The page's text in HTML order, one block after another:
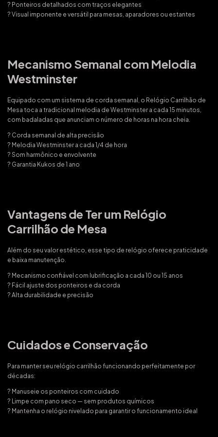
? Ponteiros detalhados com traços elegantes
? Visual imponente e versátil para mesas, aparadores ou estantes
Mecanismo Semanal com Melodia
Westminster
Equipado com um sistema de corda semanal, o Relógio Carrilhão de
Mesa toca a tradicional melodia de Westminster a cada 15 minutos,
com badaladas que anunciam o número de horas na hora cheia.
? Corda semanal de alta precisão
? Melodia Westminster a cada 1/4 de hora
? Som harmônico e envolvente
? Garantia Kukos de 1 ano
Vantagens de Ter um Relógio
Carrilhão de Mesa
Além do seu valor estético, esse tipo de relógio oferece praticidade
e baixa manutenção.
? Mecanismo confiável com lubrificação a cada 10 ou 15 anos
? Fácil ajuste dos ponteiros e da corda
? Alta durabilidade e precisão
Cuidados e Conservação
Para manter seu relógio carrilhão funcionando perfeitamente por
décadas:
? Manuseie os ponteiros com cuidado
? Limpe com pano seco — sem produtos químicos
? Mantenha o relógio nivelado para garantir o funcionamento ideal